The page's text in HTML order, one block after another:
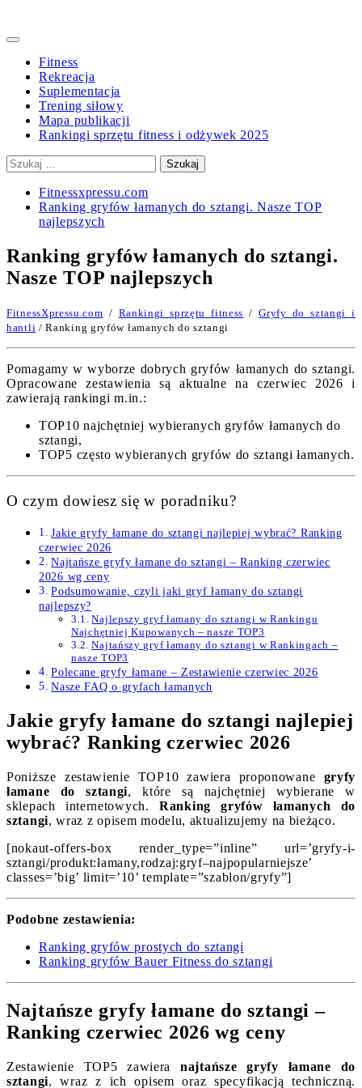
Primary
Fitness
Rekreacja
Suplementacja
Trening siłowy
Mapa publikacji
Rankingi sprzętu fitness i odżywek 2025
Szukaj:
Fitnessxpressu.com
Ranking gryfów łamanych do sztangi. Nasze TOP
najlepszych
Ranking gryfów łamanych do sztangi.
Nasze TOP najlepszych
FitnessXpressu.com / Rankingi sprzętu fitness /Gryfy do sztangi i
hantli / Ranking gryfów łamanych do sztangi
Pomagamy w wyborze dobrych gryfów łamanych do sztangi.
Opracowane zestawienia są aktualne na czerwiec 2026 i
zawierają rankingi m.in.:
TOP10 najchętniej wybieranych gryfów łamanych do
sztangi,
TOP5 często wybieranych gryfów do sztangi łamanych.
O czym dowiesz się w poradniku?
Jakie gryfy łamane do sztangi najlepiej wybrać? Ranking
czerwiec 2026
Najtańsze gryfy łamane do sztangi – Ranking czerwiec
2026 wg ceny
Podsumowanie, czyli jaki gryf łamany do sztangi
najlepszy?
Najlepszy gryf łamany do sztangi w Rankingu
Najchętniej Kupowanych – nasze TOP3
Najtańszy gryf łamany do sztangi w Rankingach –
nasze TOP3
Polecane gryfy łamane – Zestawienie czerwiec 2026
Nasze FAQ o gryfach łamanych
Jakie gryfy łamane do sztangi najlepiej
wybrać? Ranking czerwiec 2026
Poniższe zestawienie TOP10 zawiera proponowane gryfy
łamane do sztangi, które są najchętniej wybierane w
sklepach internetowych. Ranking gryfów łamanych do
sztangi, wraz z opisem modelu, aktualizujemy na bieżąco.
[nokaut-offers-box render_type=”inline” url=’gryfy-i-
sztangi/produkt:łamany,rodzaj:gryf–najpopularniejsze’
classes=’big’ limit=’10’ template=”szablon/gryfy”]
Podobne zestawienia:
Ranking gryfów prostych do sztangi
Ranking gryfów Bauer Fitness do sztangi
Najtańsze gryfy łamane do sztangi –
Ranking czerwiec 2026 wg ceny
Zestawienie TOP5 zawiera najtańsze gryfy łamane do
sztangi, wraz z ich opisem oraz specyfikacją techniczną.